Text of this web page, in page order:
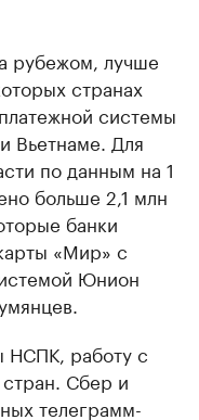
рубежом, лучше
странах
системы
Вьетнаме. Для
по данным на 1
больше 2,1 млн
банки
«Мир» с
Юнион
работу с
Сбер и
телеграмм-